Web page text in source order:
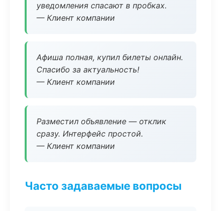
уведомления спасают в пробках.
— Клиент компании
Афиша полная, купил билеты онлайн.
Спасибо за актуальность!
— Клиент компании
Разместил объявление — отклик
сразу. Интерфейс простой.
— Клиент компании
Часто задаваемые вопросы